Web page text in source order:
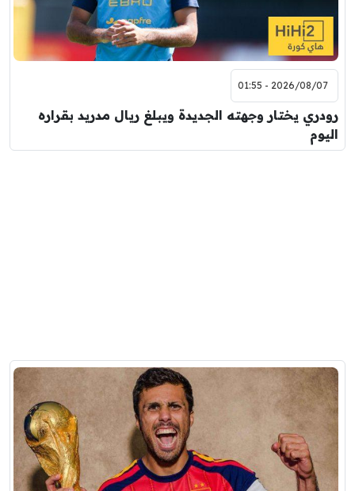
2026/08/07 - 01:55
رودري يختار وجهته الجديدة ويبلغ ريال مدريد بقراره
اليوم